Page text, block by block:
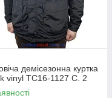
демісезонна куртка
vinyl TC16-1127 C. 2